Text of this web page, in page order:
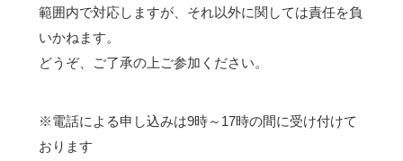
範囲内で対応しますが、それ以外に関しては責任を負
いかねます。
どうぞ、ご了承の上ご参加ください。
※電話による申し込みは9時～17時の間に受け付けて
おります